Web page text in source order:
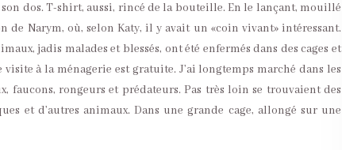
dos. T-shirt, aussi, rincé de la bouteille. En le lançant, mouillé
de Narym, où, selon Katy, il y avait un «coin vivant» intéressant.
jadis malades et blessés, ont été enfermés dans des cages et
à la ménagerie est gratuite. J’ai longtemps marché dans les
faucons, rongeurs et prédateurs. Pas très loin se trouvaient des
et d’autres animaux. Dans une grande cage, allongé sur une